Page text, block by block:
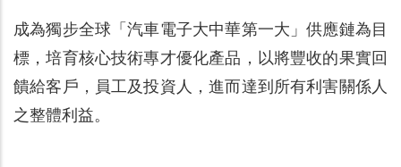
成為獨步全球「汽車電子大中華第一大」供應鏈為目
標，培育核心技術專才優化產品，以將豐收的果實回
饋給客戶，員工及投資人，進而達到所有利害關係人
之整體利益。